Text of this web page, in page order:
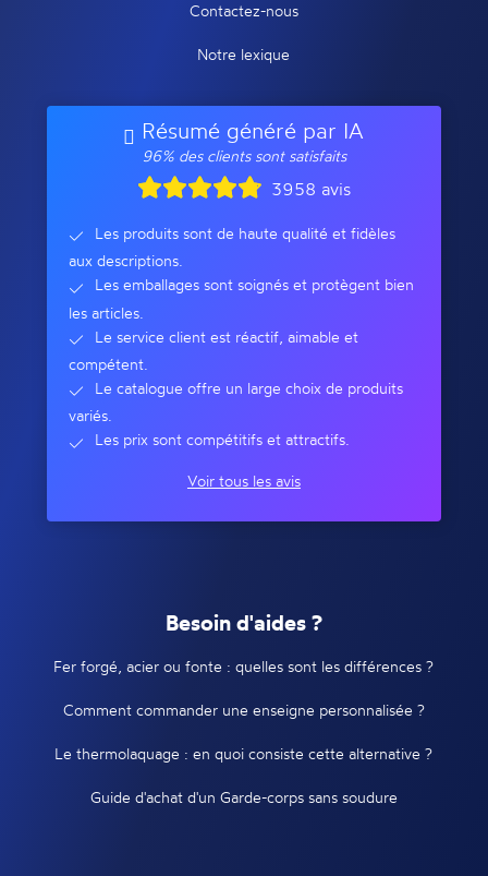
Contactez-nous
Notre lexique
Résumé généré par IA
96% des clients sont satisfaits
3958 avis
Les produits sont de haute qualité et fidèles
aux descriptions.
Les emballages sont soignés et protègent bien
les articles.
Le service client est réactif, aimable et
compétent.
Le catalogue offre un large choix de produits
variés.
Les prix sont compétitifs et attractifs.
Voir tous les avis
Besoin d'aides ?
Fer forgé, acier ou fonte : quelles sont les différences ?
Comment commander une enseigne personnalisée ?
Le thermolaquage : en quoi consiste cette alternative ?
Guide d'achat d'un Garde-corps sans soudure